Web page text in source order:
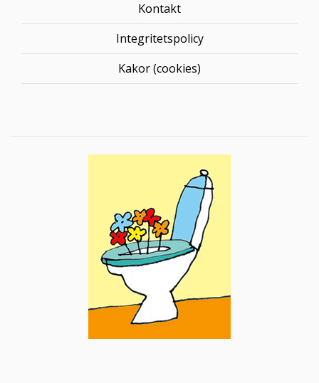
Kontakt
Integritetspolicy
Kakor (cookies)